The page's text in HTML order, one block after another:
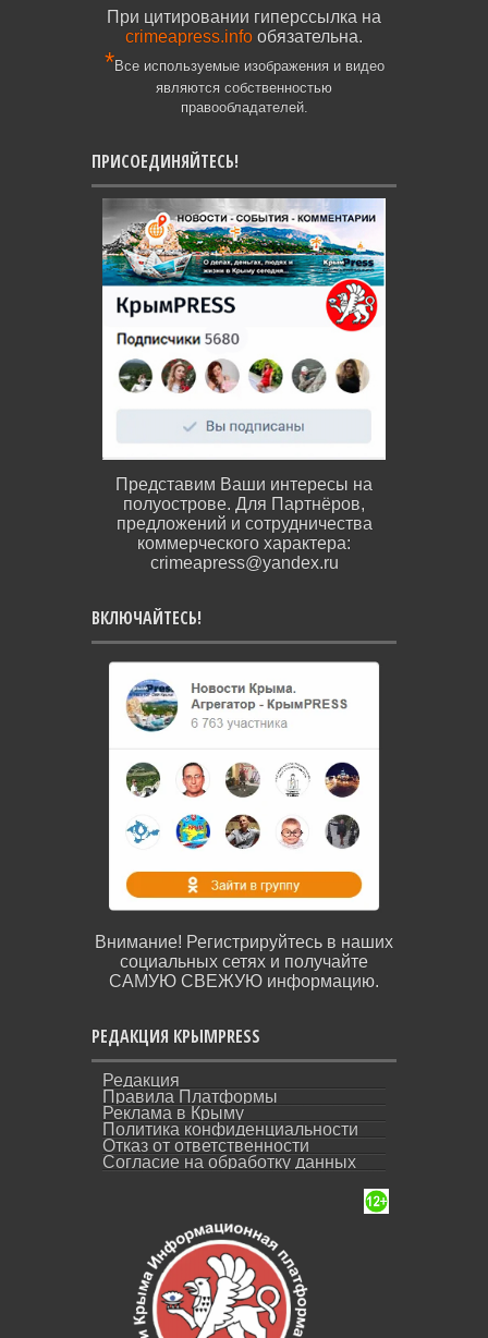
При цитировании гиперссылка на
crimeapress.info обязательна.
*Все используемые изображения и видео
являются собственностью
правообладателей.
ПРИСОЕДИНЯЙТЕСЬ!
Представим Ваши интересы на
полуострове. Для Партнёров,
предложений и сотрудничества
коммерческого характера:
crimeapress@yandex.ru
ВКЛЮЧАЙТЕСЬ!
Внимание! Регистрируйтесь в наших
социальных сетях и получайте
САМУЮ СВЕЖУЮ информацию.
РЕДАКЦИЯ КРЫМPRESS
Редакция
Правила Платформы
Реклама в Крыму
Политика конфиденциальности
Отказ от ответственности
Согласие на обработку данных